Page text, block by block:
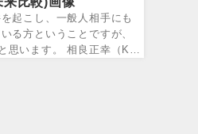
起こし、一般人相手にも
る方ということですが、
思います。 相良正幸（K-1